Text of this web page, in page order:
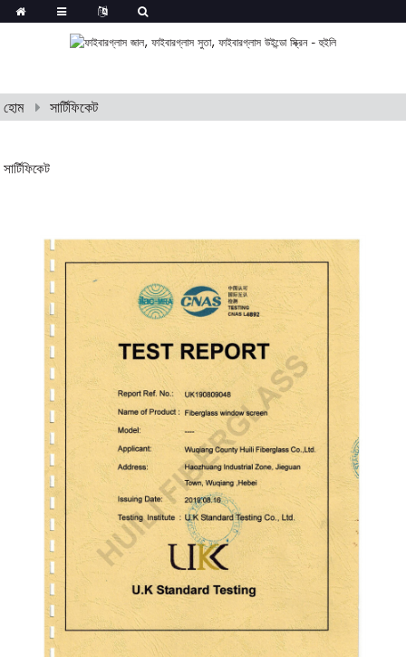
হোম সার্টিফিকেট
সার্টিফিকেট